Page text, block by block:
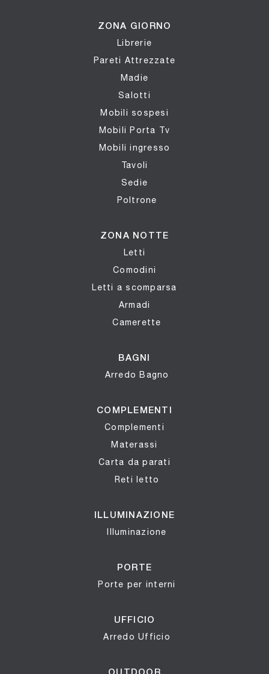
ZONA GIORNO
Librerie
Pareti Attrezzate
Madie
Salotti
Mobili sospesi
Mobili Porta Tv
Mobili ingresso
Tavoli
Sedie
Poltrone
ZONA NOTTE
Letti
Comodini
Letti a scomparsa
Armadi
Camerette
BAGNI
Arredo Bagno
COMPLEMENTI
Complementi
Materassi
Carta da parati
Reti letto
ILLUMINAZIONE
Illuminazione
PORTE
Porte per interni
UFFICIO
Arredo Ufficio